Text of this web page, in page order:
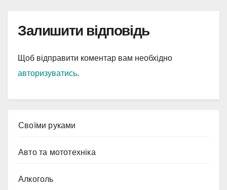
Залишити відповідь
Щоб відправити коментар вам необхідно
авторизуватись.
Cвоїми руками
Авто та мототехніка
Алкоголь